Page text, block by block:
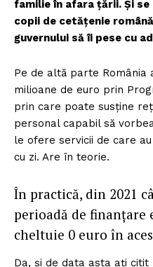
familie în afara țării. Și se
copii de cetățenie
guvernului să îi pese cu
Pe de altă parte România
milioane de euro prin
prin care poate susține
personal capabil să
le ofere servicii de care
cu zi. Are în teorie.
În practică, din 2021
perioadă de finanțare
cheltuie 0 euro în
Da, și de data asta ați citit